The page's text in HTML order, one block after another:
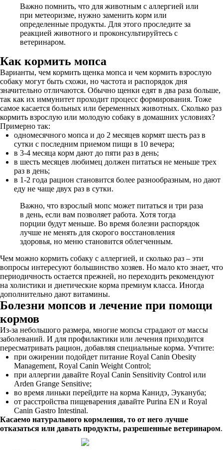
Важно помнить, что для животным с аллергией или
при метеоризме, нужно заменить корм или
определенные продукты. Для этого проследите за
реакцией животного и проконсультируйтесь с
ветеринаром.
Как кормить мопса
Варианты, чем кормить щенка мопса и чем кормить взрослую
собаку могут быть схожи, но частота и распорядок дня
значительно отличаются. Обычно щенки едят в два раза больше,
так как их иммунитет проходит процесс формирования. Тоже
самое касается больных или беременных животных. Сколько раз
кормить взрослую или молодую собаку в домашних условиях?
Примерно так:
одномесячного мопса и до 2 месяцев кормят шесть раз в
сутки с последним приемом пищи в 10 вечера;
в 3-4 месяца корм дают до пяти раз в день;
в шесть месяцев любимец должен питаться не меньше трех
раз в день;
в 1-2 года рацион становится более разнообразным, но дают
еду не чаще двух раз в сутки.
Важно, что взрослый мопс может питаться и три раза
в день, если вам позволяет работа. Хотя тогда
порции будут меньше. Во время болезни распорядок
лучше не менять для скорого восстановления
здоровья, но меню становится облегченным.
Чем можно кормить собаку с аллергией, и сколько раз – эти
вопросы интересуют большинство хозяев. Но мало кто знает, что
периодичность остается прежней, но переходить рекомендуют
на холистики и диетические корма премиум класса. Иногда
дополнительно дают витамины.
Болезни мопсов и лечение при помощи
кормов
Из-за небольшого размера, многие мопсы страдают от массы
заболеваний. И для профилактики или лечения приходится
пересматривать рацион, добавляя специальные корма. Учтите:
при ожирении подойдет питание Royal Canin Obesity
Management, Royal Canin Weight Control;
при аллергии давайте Royal Canin Sensitivity Control или
Arden Grange Sensitive;
во время линьки перейдите на корма Канидэ, Эукануба;
от расстройства пищеварения давайте Purina EN и Royal
Canin Gastro Intestinal.
Касаемо натурального кормления, то от него лучше
отказаться или давать продукты, разрешенные ветеринаром.